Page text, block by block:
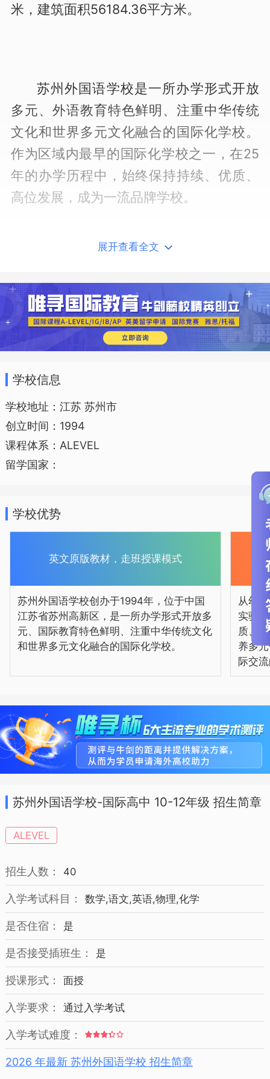
米，建筑面积56184.36平方米。
苏州外国语学校是一所办学形式开放
多元、外语教育特色鲜明、注重中华传统
文化和世界多元文化融合的国际化学校。
作为区域内最早的国际化学校之一，在25
年的办学历程中，始终保持持续、优质、
高位发展，成为一流品牌学校。
念，“着眼于未来的教育才有教育的未来”的
教育追求，学校实施精细化管理、精品化
课程、精英化教育、集团化办学的教育创
都分为国际部、实验部，“双轨制”并行带来
学校协调、优质、高位的发展。
淑女班，开设海外班；初中设有AC英才
班、菁英女班、绅士班等特色班级；高中
部面向国内高考的有英才班和实验班，面
程、海外OC项目和西班牙语班。除英语
外，学校还开设了德语、西班牙语、日
语、法语、阿拉伯语五门小语种课程，向
深度和高度延伸，打造“多语种+”理念。
展开查看全文
学校信息
学校地址：江苏 苏州市
创立时间：1994
课程体系：ALEVEL
留学国家：
学校优势
英文原版教材，走班授课模式
苏州外国语学校创办于1994年，位于中国
江苏省苏州高新区，是一所办学形式开放多
元、国际教育特色鲜明、注重中华传统文化
和世界多元文化融合的国际化学校。
从幼
实验
质、
养多
际交
苏州外国语学校-国际高中 10-12年级 招生简章
ALEVEL
招生人数： 40
入学考试科目： 数学,语文,英语,物理,化学
是否住宿： 是
是否接受插班生： 是
授课形式： 面授
入学要求： 通过入学考试
入学考试难度：
2026 年最新 苏州外国语学校 招生简章